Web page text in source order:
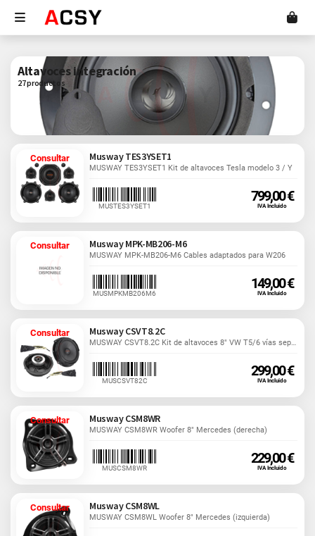
Altavoces integración
27 productos
Consultar Musway TES3YSET1
MUSWAY TES3YSET1 Kit de altavoces Tesla modelo 3 / Y
MUSTES3YSET1
799,00 €
IVA Incluido
Consultar Musway MPK-MB206-M6
MUSWAY MPK-MB206-M6 Cables adaptados para W206
MUSMPKMB206M6
149,00 €
IVA Incluido
Consultar Musway CSVT8.2C
MUSWAY CSVT8.2C Kit de altavoces 8" VW T5/6 vías separadas
MUSCSVT82C
299,00 €
IVA Incluido
Consultar Musway CSM8WR
MUSWAY CSM8WR Woofer 8" Mercedes (derecha)
MUSCSM8WR
229,00 €
IVA Incluido
Consultar Musway CSM8WL
MUSWAY CSM8WL Woofer 8" Mercedes (izquierda)